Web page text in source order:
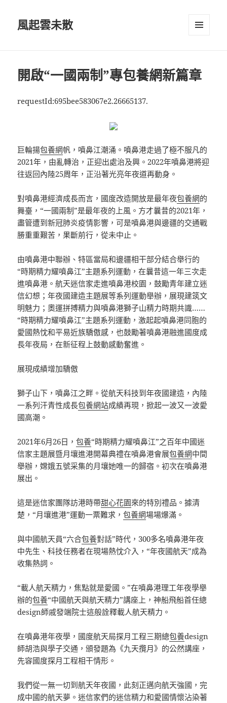
風起雲未散
開啟“一國兩制”專包養網新篇章
requestId:695bee583067e2.26665137.
巨輪揚包養網帆，噴鼻江潮涌。噴鼻港走過了極不服凡的
2021年，由亂轉治，正迎出處治及興。2022年噴鼻港將迎
往返回內陸25周年，正沿著光亮年夜道再動身。
對噴鼻港經濟成長而言，國度改造開放是最年夜包養網的
舞臺，“一國兩制”是最年夜的上風。方才曩昔的2021年，
盡管遭到新冠肺炎疫情影響，可是噴鼻港與邊疆的交通戰
勝重重艱苦，果斷前行，從未中止。
由噴鼻港中聯辦、特區當局和邊疆相干部分結合舉行的
“時期精力耀噴鼻江”主題系列運動，在曩昔這一年三次走
進噴鼻港。航天迷信家走進噴鼻港校園，鼓勵青年建立迷
信幻想；年夜國建造主題展等系列運動舉辦，展現建筑文
明魅力；奧運拼搏精力與噴鼻港獅子山精力時期共識……
“時期精力耀噴鼻江”主題系列運動，激起起噴鼻港同胞的
愛國熱忱和平易近族驕傲感，也鼓勵著噴鼻港融進國度成
長年夜局，在新征程上鼓動感動奮進。
展現成績增加驕傲
獅子山下，噴鼻江之畔。從航天科技到年夜國建造，內陸
一系列汗青性成長包養網站成績再現，掀起一波又一波愛
國高潮。
2021年6月26日，包養“時期精力耀噴鼻江”之百年中國迷
信家主題展暨月壤進港開幕典禮在噴鼻港會展包養網中間
舉辦，嫦娥五號采集的月壤她唯一的歸宿。初次在噴鼻港
展出。
這是迷信家團隊訪港時帶甜心花園來的特別禮品。據清
楚，“月壤進港”運動一票難求，包養網場場爆滿。
與中國航天員“六合包養對話”時代，300多名噴鼻港年夜
中先生、科技任務者在現場熱忱介入，“年夜國航天”成為
收集熱詞。
“載人航天精力，焦點就是愛國。”在噴鼻港理工年夜學舉
辦的包養“中國航天與航天精力”講座上，神船飛船首任總
design師戚發端院士這般詮釋載人航天精力。
在噴鼻港年夜學，國度航天局探月工程三期總包養design
師胡浩與學子交通，頒發題為《九天攬月》的公然講座，
先容國度探月工程相干情形。
我們從一無一切到航天年夜國，此刻正邁向航天強國，完
成中國的航天夢。迷信家們的迷信精力和愛國情懷沾染著